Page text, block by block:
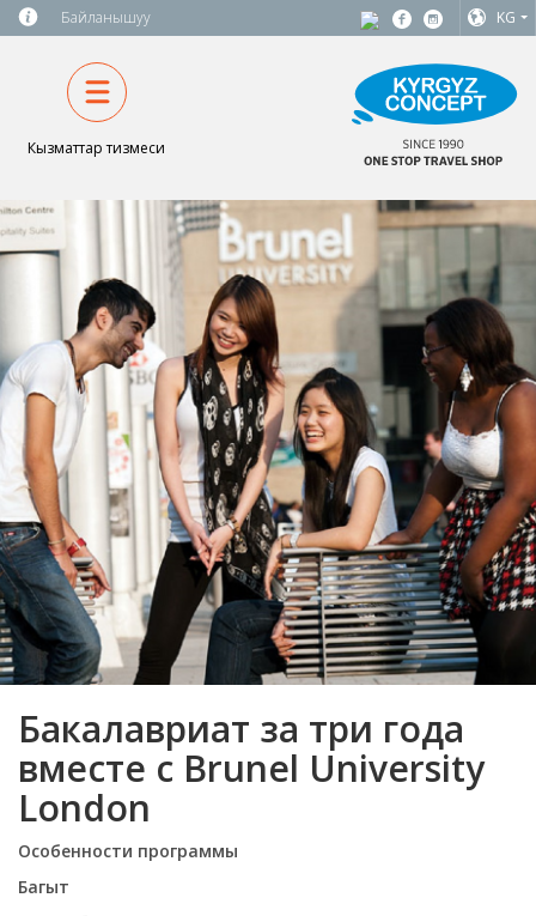
Байланышуу KG
Кызматтар тизмеси
Бакалавриат за три года
вместе с Brunel University
London
Особенности программы
Багыт